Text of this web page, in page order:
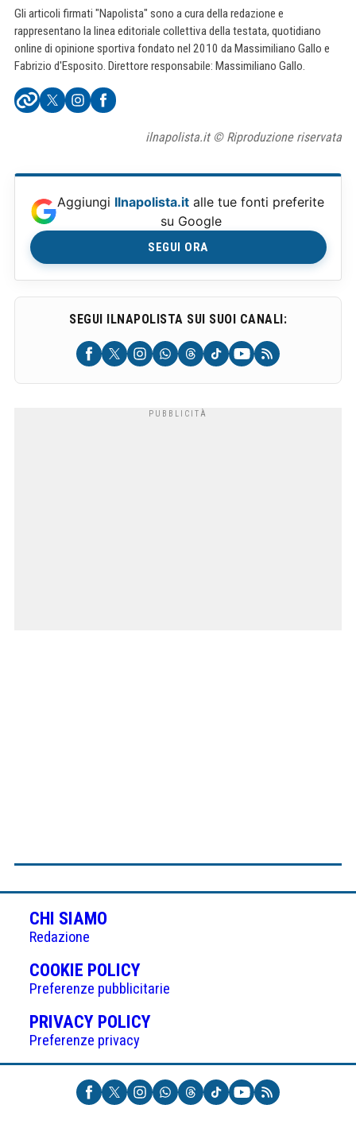
Gli articoli firmati "Napolista" sono a cura della redazione e
rappresentano la linea editoriale collettiva della testata, quotidiano
online di opinione sportiva fondato nel 2010 da Massimiliano Gallo e
Fabrizio d'Esposito. Direttore responsabile: Massimiliano Gallo.
ilnapolista.it © Riproduzione riservata
Aggiungi Ilnapolista.it alle tue fonti preferite
su Google
SEGUI ORA
SEGUI ILNAPOLISTA SUI SUOI CANALI:
CHI SIAMO
Redazione
COOKIE POLICY(APRE
IN
UNA
NUOVA
Preferenze pubblicitarie
PRIVACY POLICY(APRE
UNA
NUOVA
SCHEDA)
Preferenze privacy